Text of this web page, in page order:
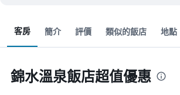
客房 簡介 評價 類似的飯店 地點
錦水溫泉飯店超值優惠